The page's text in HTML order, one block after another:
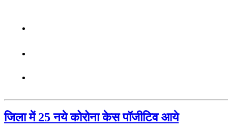
जिला में 25 नये कोरोना केस पॉजीटिव आये